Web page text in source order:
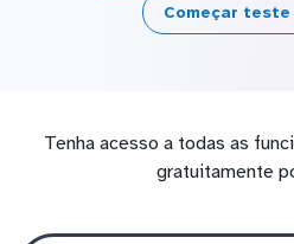
Começar
Tenha acesso a todas as
gratuitamente